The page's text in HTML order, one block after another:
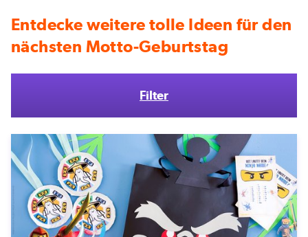
Entdecke weitere tolle Ideen für den
nächsten Motto-Geburtstag
Filter